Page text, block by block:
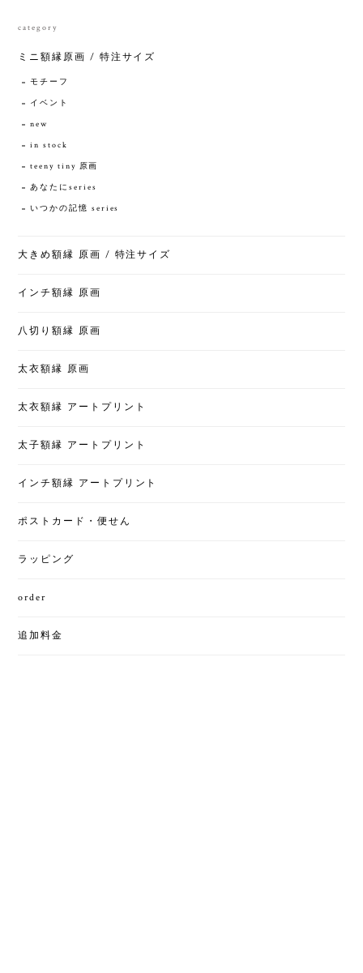
category
ミニ額縁原画 / 特注サイズ
モチーフ
イベント
new
in stock
teeny tiny 原画
あなたにseries
いつかの記憶 series
大きめ額縁 原画 / 特注サイズ
インチ額縁 原画
八切り額縁 原画
太衣額縁 原画
太衣額縁 アートプリント
太子額縁 アートプリント
インチ額縁 アートプリント
ポストカード・便せん
ラッピング
order
追加料金